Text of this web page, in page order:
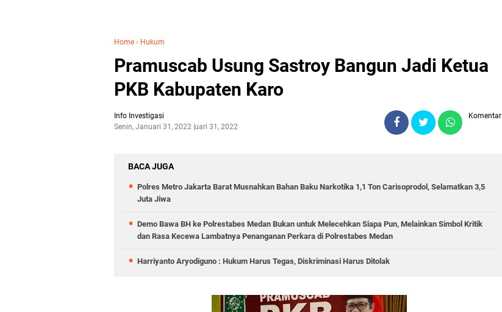
Home › Hukum
Pramuscab Usung Sastroy Bangun Jadi Ketua
PKB Kabupaten Karo
Info Investigasi
Senin, Januari 31, 2022Januari 31, 2022
Komentar
BACA JUGA
Polres Metro Jakarta Barat Musnahkan Bahan Baku Narkotika 1,1 Ton Carisoprodol, Selamatkan 3,5
Juta Jiwa
Demo Bawa BH ke Polrestabes Medan Bukan untuk Melecehkan Siapa Pun, Melainkan Simbol Kritik
dan Rasa Kecewa Lambatnya Penanganan Perkara di Polrestabes Medan
Harriyanto Aryodiguno : Hukum Harus Tegas, Diskriminasi Harus Ditolak